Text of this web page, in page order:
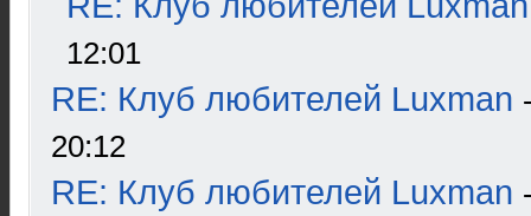
12:01
RE: Клуб любителей Luxman
20:12
RE: Клуб любителей Luxman